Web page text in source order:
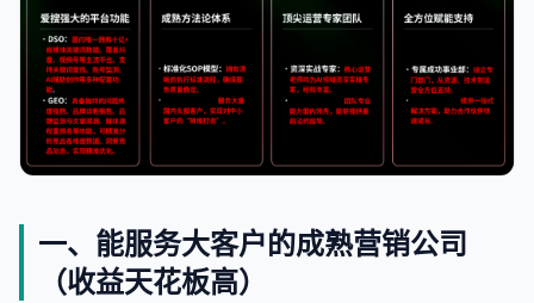
一、能服务大客户的成熟营销公司
（收益天花板高）